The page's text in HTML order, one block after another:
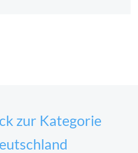
zur Kategorie